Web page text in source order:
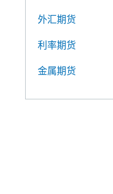
外汇期货
利率期货
金属期货